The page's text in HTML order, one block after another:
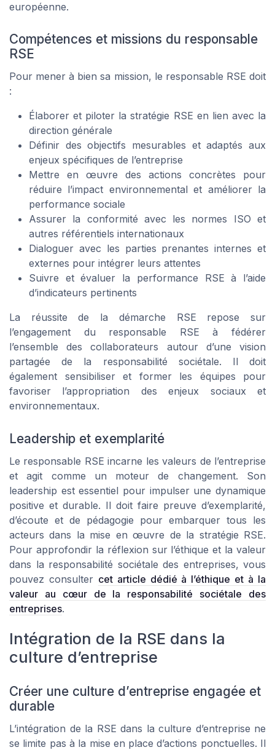
européenne.
Compétences et missions du responsable
RSE
Pour mener à bien sa mission, le responsable RSE doit
:
Élaborer et piloter la stratégie RSE en lien avec la
direction générale
Définir des objectifs mesurables et adaptés aux
enjeux spécifiques de l’entreprise
Mettre en œuvre des actions concrètes pour
réduire l’impact environnemental et améliorer la
performance sociale
Assurer la conformité avec les normes ISO et
autres référentiels internationaux
Dialoguer avec les parties prenantes internes et
externes pour intégrer leurs attentes
Suivre et évaluer la performance RSE à l’aide
d’indicateurs pertinents
La réussite de la démarche RSE repose sur
l’engagement du responsable RSE à fédérer
l’ensemble des collaborateurs autour d’une vision
partagée de la responsabilité sociétale. Il doit
également sensibiliser et former les équipes pour
favoriser l’appropriation des enjeux sociaux et
environnementaux.
Leadership et exemplarité
Le responsable RSE incarne les valeurs de l’entreprise
et agit comme un moteur de changement. Son
leadership est essentiel pour impulser une dynamique
positive et durable. Il doit faire preuve d’exemplarité,
d’écoute et de pédagogie pour embarquer tous les
acteurs dans la mise en œuvre de la stratégie RSE.
Pour approfondir la réflexion sur l’éthique et la valeur
dans la responsabilité sociétale des entreprises, vous
pouvez consulter cet article dédié à l’éthique et à la
valeur au cœur de la responsabilité sociétale des
entreprises.
Intégration de la RSE dans la
culture d’entreprise
Créer une culture d’entreprise engagée et
durable
L’intégration de la RSE dans la culture d’entreprise ne
se limite pas à la mise en place d’actions ponctuelles. Il